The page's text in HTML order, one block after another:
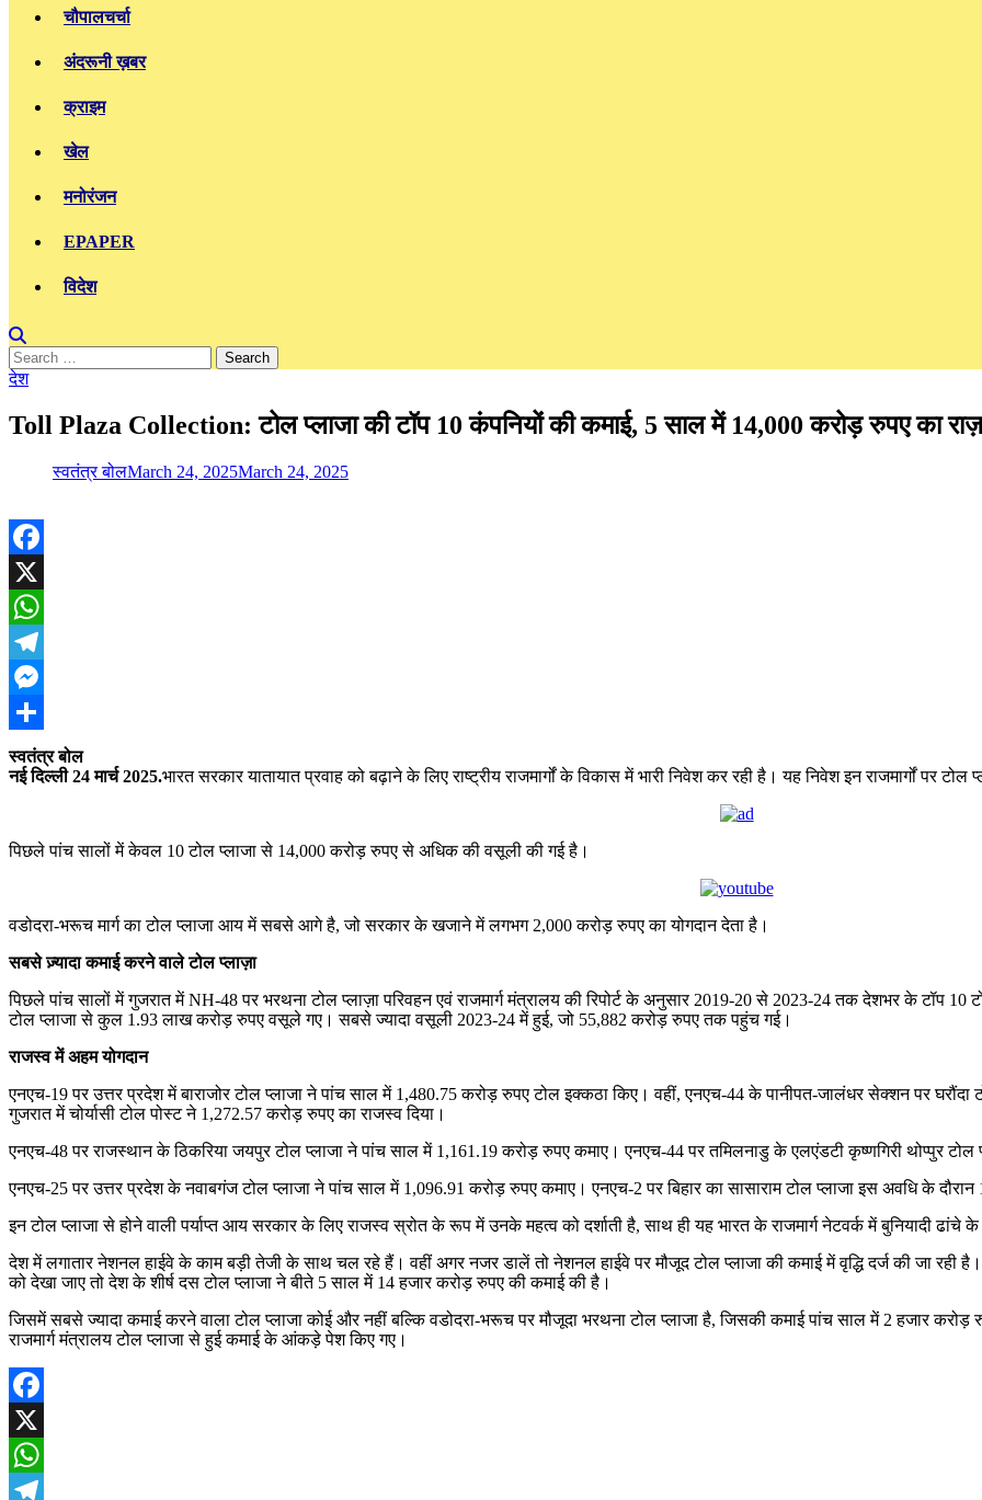
चौपालचर्चा
अंदरूनी ख़बर
क्राइम
खेल
मनोरंजन
EPAPER
विदेश
Search
for:
देश
Toll Plaza Collection: टोल प्लाजा की टॉप 10 कंपनियों की कमाई, 5 साल में 14,000 करोड़ रुपए का राज़
स्वतंत्र बोलMarch 24, 2025March 24, 2025
Facebook
X
WhatsApp
Telegram
Messenger
Share
स्वतंत्र बोल
नई दिल्ली 24 मार्च 2025.भारत सरकार यातायात प्रवाह को बढ़ाने के लिए राष्ट्रीय राजमार्गों के विकास में भारी निवेश कर रही है। यह निवेश इन राजमार्गों पर
पिछले पांच सालों में केवल 10 टोल प्लाजा से 14,000 करोड़ रुपए से अधिक की वसूली की गई है।
वडोदरा-भरूच मार्ग का टोल प्लाजा आय में सबसे आगे है, जो सरकार के खजाने में लगभग 2,000 करोड़ रुपए का योगदान देता है।
सबसे ज़्यादा कमाई करने वाले टोल प्लाज़ा
पिछले पांच सालों में गुजरात में NH-48 पर भरथना टोल प्लाज़ा परिवहन एवं राजमार्ग मंत्रालय की रिपोर्ट के अनुसार 2019-20 से 2023-24 तक देशभर के टॉप
टोल प्लाजा से कुल 1.93 लाख करोड़ रुपए वसूले गए। सबसे ज्यादा वसूली 2023-24 में हुई, जो 55,882 करोड़ रुपए तक पहुंच गई।
राजस्व में अहम योगदान
एनएच-19 पर उत्तर प्रदेश में बाराजोर टोल प्लाजा ने पांच साल में 1,480.75 करोड़ रुपए टोल इक्कठा किए। वहीं, एनएच-44 के पानीपत-जालंधर सेक्शन पर
गुजरात में चोर्यासी टोल पोस्ट ने 1,272.57 करोड़ रुपए का राजस्व दिया।
एनएच-48 पर राजस्थान के ठिकरिया जयपुर टोल प्लाजा ने पांच साल में 1,161.19 करोड़ रुपए कमाए। एनएच-44 पर तमिलनाडु के एलएंडटी कृष्णगिरी थोप्पुर
एनएच-25 पर उत्तर प्रदेश के नवाबगंज टोल प्लाजा ने पांच साल में 1,096.91 करोड़ रुपए कमाए। एनएच-2 पर बिहार का सासाराम टोल प्लाजा इस अवधि के
इन टोल प्लाजा से होने वाली पर्याप्त आय सरकार के लिए राजस्व स्रोत के रूप में उनके महत्व को दर्शाती है, साथ ही यह भारत के राजमार्ग नेटवर्क में बुनियादी ढांचे
देश में लगातार नेशनल हाईवे के काम बड़ी तेजी के साथ चल रहे हैं। वहीं अगर नजर डालें तो नेशनल हाईवे पर मौजूद टोल प्लाजा की कमाई में वृद्धि दर्ज की जा रही
को देखा जाए तो देश के शीर्ष दस टोल प्लाजा ने बीते 5 साल में 14 हजार करोड़ रुपए की कमाई की है।
जिसमें सबसे ज्यादा कमाई करने वाला टोल प्लाजा कोई और नहीं बल्कि वडोदरा-भरूच पर मौजूदा भरथना टोल प्लाजा है, जिसकी कमाई पांच साल में 2 हजार
राजमार्ग मंत्रालय टोल प्लाजा से हुई कमाई के आंकड़े पेश किए गए।
Facebook
X
WhatsApp